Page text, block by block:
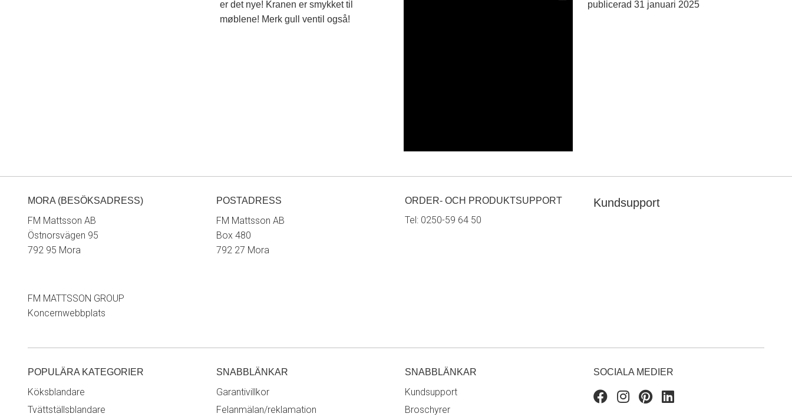
MORA (BESÖKSADRESS)
FM Mattsson AB
Östnorsvägen 95
792 95 Mora
FM MATTSSON GROUP
Koncernwebbplats
POSTADRESS
FM Mattsson AB
Box 480
792 27 Mora
ORDER- OCH PRODUKTSUPPORT
Tel: 0250-59 64 50
Kundsupport
POPULÄRA KATEGORIER
Köksblandare
Tvättställsblandare
SNABBLÄNKAR
Garantivillkor
Felanmälan/reklamation
SNABBLÄNKAR
Kundsupport
Broschyrer
SOCIALA MEDIER
FacebookInstagram
Pinterest